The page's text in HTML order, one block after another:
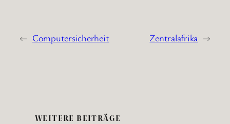
← Computersicherheit Zentralafrika →
WEITERE BEITRÄGE